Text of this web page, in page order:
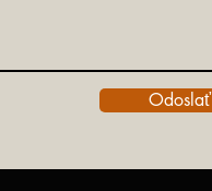
Odoslať